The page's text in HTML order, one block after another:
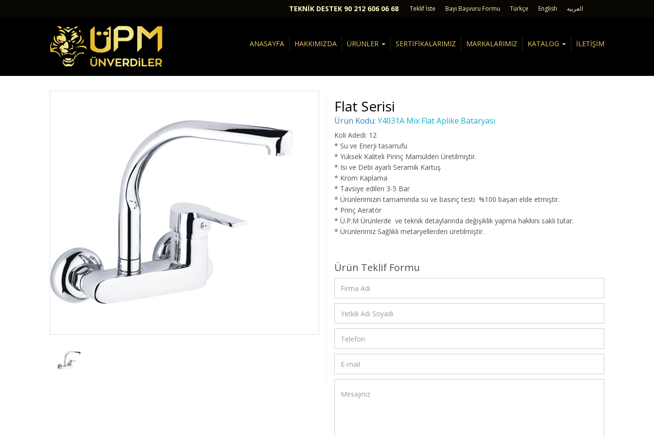
Teklif İste Bayi Başvuru Formu Türkçe English العربية TEKNİK DESTEK 90 212 606 06 68
ANASAYFA HAKKIMIZDA ÜRÜNLER SERTİFİKALARIMIZ MARKALARIMIZ KATALOG İLETİŞİM
Flat Serisi
Ürün Kodu: Y4031A Mix Flat Aplike Bataryası
Koli Adedi: 12
* Su ve Enerji tasarrufu
* Yüksek Kaliteli Pirinç Mamülden Üretilmiştir.
* Isı ve Debi ayarlı Seramik Kartuş
* Krom Kaplama
* Tavsiye edilen 3-5 Bar
* Ürünlerimizin tamamında su ve basınç testi %100 başarı elde etmiştir.
* Prinç Aeratör
* Ü.P.M Ürünlerde ve teknik detaylarında değişiklik yapma hakkını saklı tutar.
* Ürünlerimiz Sağlıklı metaryellerden üretilmiştir.
Ürün Teklif Formu